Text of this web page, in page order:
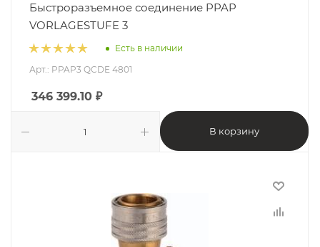
Быстроразъемное соединение PPAP
VORLAGESTUFE 3
Есть в наличии
Арт.: PPAP3 QCDE 4801
346 399.10 ₽
В корзину